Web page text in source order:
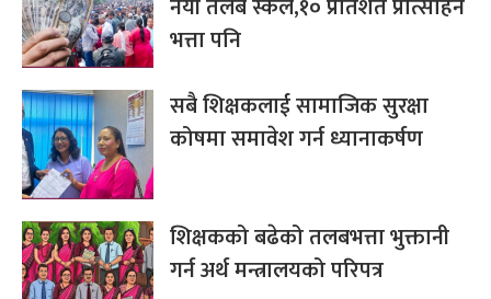
नयाँ तलब स्केल,१० प्रतिशत प्रोत्साहन
भत्ता पनि
सबै शिक्षकलाई सामाजिक सुरक्षा
कोषमा समावेश गर्न ध्यानाकर्षण
शिक्षकको बढेको तलबभत्ता भुक्तानी
गर्न अर्थ मन्त्रालयको परिपत्र